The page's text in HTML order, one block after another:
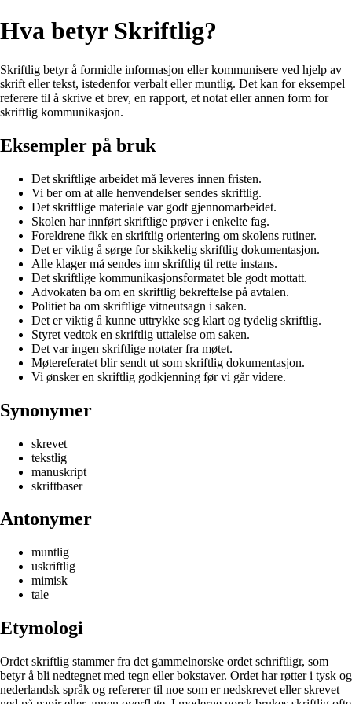
Hva betyr Skriftlig?
Skriftlig betyr å formidle informasjon eller kommunisere ved hjelp av
skrift eller tekst, istedenfor verbalt eller muntlig. Det kan for eksempel
referere til å skrive et brev, en rapport, et notat eller annen form for
skriftlig kommunikasjon.
Eksempler på bruk
Det skriftlige arbeidet må leveres innen fristen.
Vi ber om at alle henvendelser sendes skriftlig.
Det skriftlige materiale var godt gjennomarbeidet.
Skolen har innført skriftlige prøver i enkelte fag.
Foreldrene fikk en skriftlig orientering om skolens rutiner.
Det er viktig å sørge for skikkelig skriftlig dokumentasjon.
Alle klager må sendes inn skriftlig til rette instans.
Det skriftlige kommunikasjonsformatet ble godt mottatt.
Advokaten ba om en skriftlig bekreftelse på avtalen.
Politiet ba om skriftlige vitneutsagn i saken.
Det er viktig å kunne uttrykke seg klart og tydelig skriftlig.
Styret vedtok en skriftlig uttalelse om saken.
Det var ingen skriftlige notater fra møtet.
Møtereferatet blir sendt ut som skriftlig dokumentasjon.
Vi ønsker en skriftlig godkjenning før vi går videre.
Synonymer
skrevet
tekstlig
manuskript
skriftbaser
Antonymer
muntlig
uskriftlig
mimisk
tale
Etymologi
Ordet skriftlig stammer fra det gammelnorske ordet schriftligr, som
betyr å bli nedtegnet med tegn eller bokstaver. Ordet har røtter i tysk og
nederlandsk språk og refererer til noe som er nedskrevet eller skrevet